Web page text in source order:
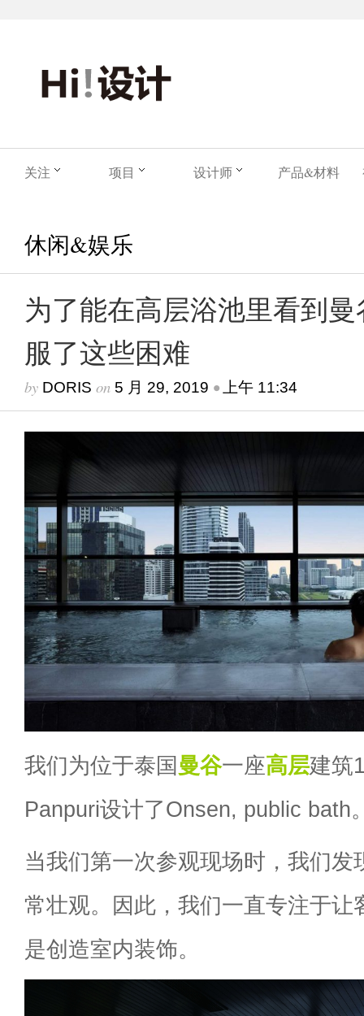
关注 项目 设计师 产品&材料
休闲&娱乐
为了能在高层浴池里看到
服了这些困难
by DORIS on 5 月 29, 2019 • 上午 11:34
我们为位于泰国 曼谷一座高层建筑
Panpuri设计了Onsen, public bath
当我们第一次参观现场时，我们发
常壮观。因此，我们一直专注于让
是创造室内装饰。